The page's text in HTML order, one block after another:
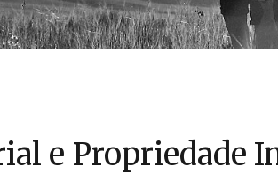
e Propriedade